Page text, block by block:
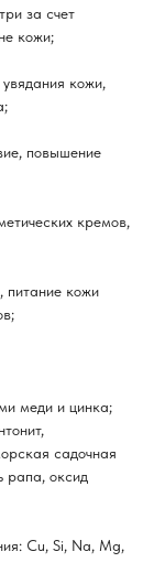
за счет
кожи;
кожи,
повышение
кремов,
питание кожи
меди и цинка;
садочная
рапа, оксид
Cu, Si, Na, Mg,